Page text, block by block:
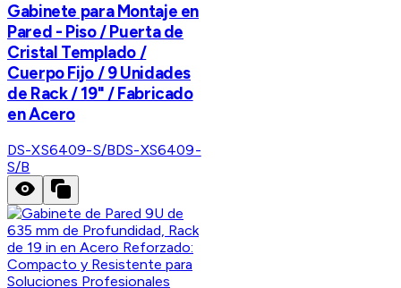
Gabinete para Montaje en
Pared - Piso / Puerta de
Cristal Templado /
Cuerpo Fijo / 9 Unidades
de Rack / 19" / Fabricado
en Acero
DS-XS6409-S/BDS-XS6409-
S/B